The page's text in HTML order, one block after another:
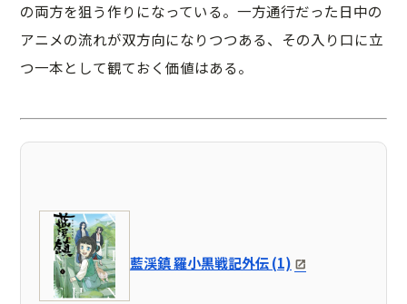
の両方を狙う作りになっている。一方通行だった日中の
アニメの流れが双方向になりつつある、その入り口に立
つ一本として観ておく価値はある。
藍渓鎮 羅小黒戦記外伝 (1)